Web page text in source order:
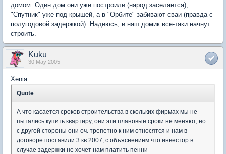
домом. Один дом они уже построили (народ заселяется),
"Спутник" уже под крышей, а в "Орбите" забивают сваи (правда с
полугодовой задержкой). Надеюсь, и наш домик все-таки начнут
строить.
Kuku
30 May 2005
Xenia
Quote
А что касается сроков строительства в скольких фирмах мы не
пытались купить квартиру, они эти плановые сроки не меняют, но
с другой стороны они оч. трепетно к ним относятся и нам в
договоре поставили 3 кв 2007, с объяснением что инвестор в
случае задержки не хочет нам платить пенни